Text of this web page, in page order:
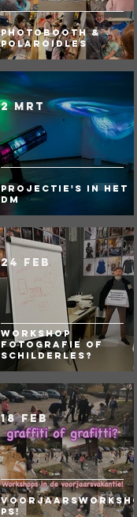
Photobooth &
Polaroidles
Projectie's in het
DM
2 mrt
Workshop
fotografie of
Schilderles?
24 feb
Voorjaarsworksho
ps!
18 feb